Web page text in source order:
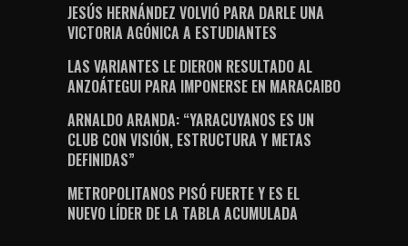
JESÚS HERNÁNDEZ VOLVIÓ PARA DARLE UNA
VICTORIA AGÓNICA A ESTUDIANTES
LAS VARIANTES LE DIERON RESULTADO AL
ANZOÁTEGUI PARA IMPONERSE EN MARACAIBO
ARNALDO ARANDA: “YARACUYANOS ES UN
CLUB CON VISIÓN, ESTRUCTURA Y METAS
DEFINIDAS”
METROPOLITANOS PISÓ FUERTE Y ES EL
NUEVO LÍDER DE LA TABLA ACUMULADA